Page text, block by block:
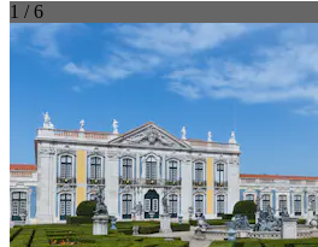
1 / 6